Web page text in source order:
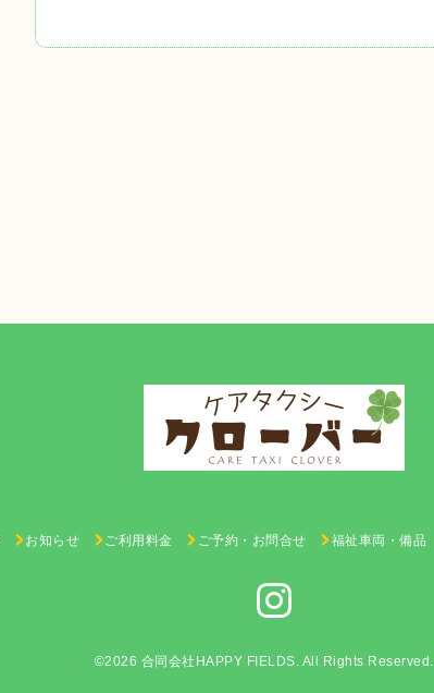
お知らせ ご利用料金 ご予約・お問合せ 福祉車両・備品
©2026 合同会社HAPPY FIELDS. All Rights Reserved.